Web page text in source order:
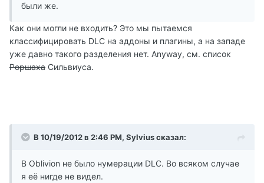
были же.
Как они могли не входить? Это мы пытаемся
классифицировать DLC на аддоны и плагины, а на западе
уже давно такого разделения нет. Anyway, см. список
Роршаха Сильвиуса.
В 10/19/2012 в 2:46 PM, Sylvius сказал:
В Oblivion не было нумерации DLC. Во всяком случае
я её нигде не видел.